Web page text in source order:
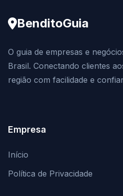
BenditoGuia
O guia de empresas e
Brasil. Conectando clientes
região com facilidade e
Empresa
Início
Política de Privacidade